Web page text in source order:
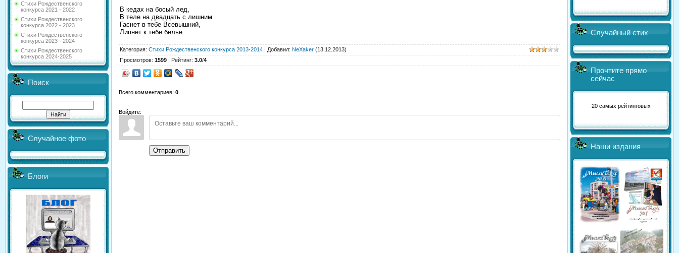
Стихи Рождественского
конкурса 2021 - 2022
Стихи Рождественского
конкурса 2022 - 2023
Стихи Рождественского
конкурса 2023 - 2024
Стихи Рождественского
конкурса 2024-2025
Поиск
Случайное фото
Блоги
В кедах на босый лед,
В теле на двадцать с лишним
Гаснет в тебе Всевышний,
Липнет к тебе белье.
Категория: Стихи Рождественского конкурса 2013-2014 | Добавил: NeXaker (13.12.2013)
Просмотров: 1599 | Рейтинг: 3.0/4
Всего комментариев: 0
Войдите:
Отправить
Случайный стих
Прочтите прямо
сейчас
20 самых рейтинговых
Наши издания